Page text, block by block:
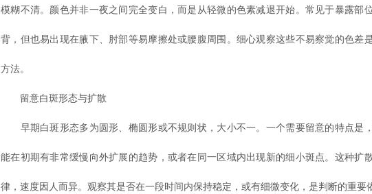
模糊不清。颜色并非一夜之间完全变白，而是从轻微的色素减退开始。常见于暴露部
背，但也易出现在腋下、肘部等易摩擦处或腰腹周围。细心观察这些不易察觉的色差
方法。
留意白斑形态与扩散
早期白斑形态多为圆形、椭圆形或不规则状，大小不一。一个需要留意的特点是
能在初期有非常缓慢向外扩展的趋势，或者在同一区域内出现新的细小斑点。这种扩
律，速度因人而异。观察其是否在一段时间内保持稳定，或有细微变化，是判断的重要